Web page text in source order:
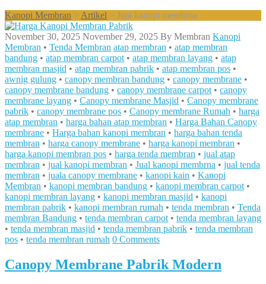
Kanopi Membran > Artikel > Jual kanopi membrna
November 30, 2025 November 29, 2025 By Membran Kanopi
Membran • Tenda Membran atap membran • atap membran
bandung • atap membran carpot • atap membran layang • atap
membran masjid • atap membran pabrik • atap membran pos •
awnig gulung • canopy membran bandung • canopy membrane •
canopy membrane bandung • canopy membrane carpot • canopy
membrane layang • Canopy membrane Masjid • Canopy membrane
pabrik • canopy membrane pos • Canopy membrane Rumah • harga
atap membran • harga bahan atap membran • Harga Bahan Canopy
membrane • Harga bahan kanopi membran • harga bahan tenda
membran • harga canopy membrane • harga kanopi membran •
harga kanopi membran pos • harga tenda membran • jual atap
membran • jual kanopi membran • Jual kanopi membrna • jual tenda
membran • juala canopy membrane • kanopi kain • Kanopi
Membran • kanopi membran bandung • kanopi membran carpot •
kanopi membran layang • kanopi membran masjid • kanopi
membran pabrik • kanopi membran rumah • tenda membran • Tenda
membran Bandung • tenda membran carpot • tenda membran layang
• tenda membran masjid • tenda membran pabrik • tenda membran
pos • tenda membran rumah 0 Comments
Canopy Membrane Pabrik Modern